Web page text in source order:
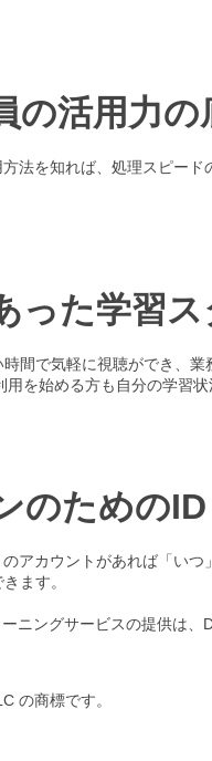
の活用力
法を知れば、処理スピー
った学習
間で気軽に視聴ができ、
を始める方も自分の学習
のための
アカウントがあれば「い
ます。
ニングサービスの提供は
の商標です。